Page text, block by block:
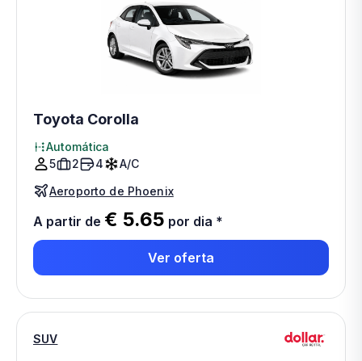
Toyota Corolla
Automática
5
2 4
A/C
Aeroporto de Phoenix
A partir de € 5.65 por dia *
Ver oferta
SUV